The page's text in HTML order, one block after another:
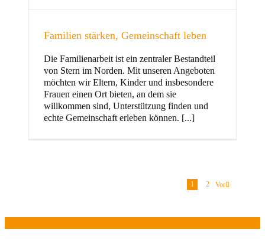
Familien stärken, Gemeinschaft leben
Die Familienarbeit ist ein zentraler Bestandteil
von Stern im Norden. Mit unseren Angeboten
möchten wir Eltern, Kinder und insbesondere
Frauen einen Ort bieten, an dem sie
willkommen sind, Unterstützung finden und
echte Gemeinschaft erleben können. [...]
1 2 Vor